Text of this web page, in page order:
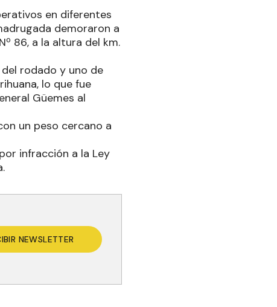
en diferentes
demoraron a
86, a la altura del km.
rodado y uno de
lo que fue
Güemes al
un peso cercano a
infracción a la Ley
NEWSLETTER